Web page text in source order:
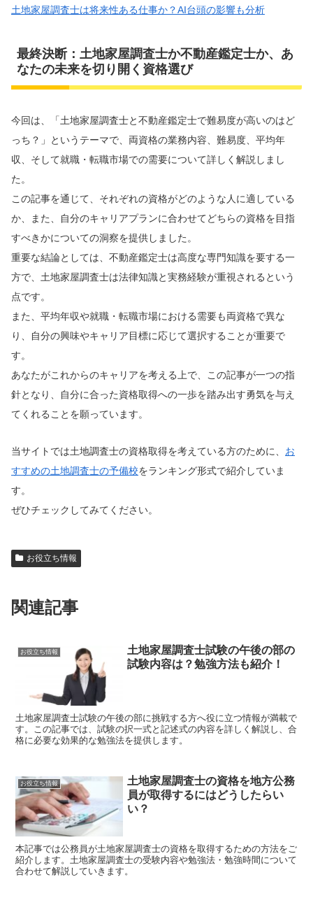
土地家屋調査士は将来性ある仕事か？AI台頭の影響も分析
最終決断：土地家屋調査士か不動産鑑定士か、あ
なたの未来を切り開く資格選び
今回は、「土地家屋調査士と不動産鑑定士で難易度が高いのはど
っち？」というテーマで、両資格の業務内容、難易度、平均年
収、そして就職・転職市場での需要について詳しく解説しまし
た。
この記事を通じて、それぞれの資格がどのような人に適している
か、また、自分のキャリアプランに合わせてどちらの資格を目指
すべきかについての洞察を提供しました。
重要な結論としては、不動産鑑定士は高度な専門知識を要する一
方で、土地家屋調査士は法律知識と実務経験が重視されるという
点です。
また、平均年収や就職・転職市場における需要も両資格で異な
り、自分の興味やキャリア目標に応じて選択することが重要で
す。
あなたがこれからのキャリアを考える上で、この記事が一つの指
針となり、自分に合った資格取得への一歩を踏み出す勇気を与え
てくれることを願っています。
当サイトでは土地調査士の資格取得を考えている方のために、 お
すすめの土地調査士の予備校をランキング形式で紹介していま
す。
ぜひチェックしてみてください。
お役立ち情報
関連記事
お役立ち情報
土地家屋調査士試験の午後の部の
試験内容は？勉強方法も紹介！
土地家屋調査士試験の午後の部に挑戦する方へ役に立つ情報が満載で
す。この記事では、試験の択一式と記述式の内容を詳しく解説し、合
格に必要な効果的な勉強法を提供します。
お役立ち情報
土地家屋調査士の資格を地方公務
員が取得するにはどうしたらい
い？
本記事では公務員が土地家屋調査士の資格を取得するための方法をご
紹介します。土地家屋調査士の受験内容や勉強法・勉強時間について
合わせて解説していきます。